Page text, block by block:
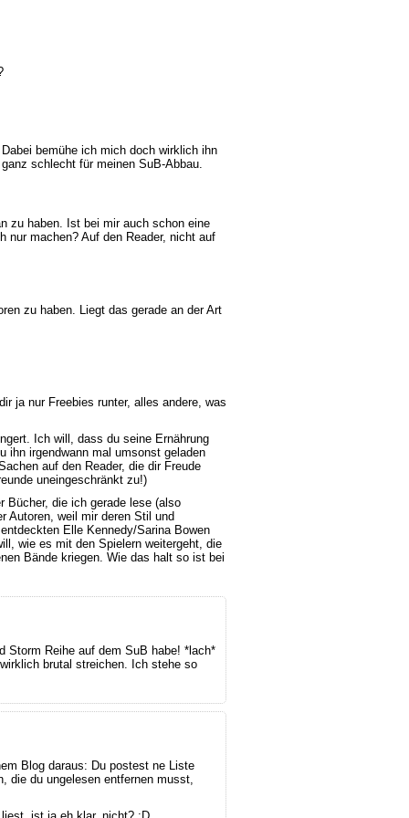
bemühe ich mich doch wirklich ihn
schlecht für meinen SuB-Abbau.
zu haben. Ist bei mir auch schon eine
nur machen? Auf den Reader, nicht auf
zu haben. Liegt das gerade an der Art
ja nur Freebies runter, alles andere, was
Ich will, dass du seine Ernährung
ihn irgendwann mal umsonst geladen
auf den Reader, die dir Freude
uneingeschränkt zu!)
Bücher, die ich gerade lese (also
Autoren, weil mir deren Stil und
Elle Kennedy/Sarina Bowen
wie es mit den Spielern weitergeht, die
Bände kriegen. Wie das halt so ist bei
Storm Reihe auf dem SuB habe! *lach*
brutal streichen. Ich stehe so
Blog daraus: Du postest ne Liste
die du ungelesen entfernen musst,